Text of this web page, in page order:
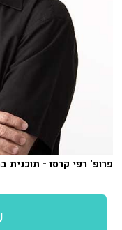
פרופ' רפי קרסו - תוכנית